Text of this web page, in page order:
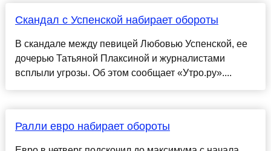
Скандал с Успенской набирает обороты
В скандале между певицей Любовью Успенской, ее
дочерью Татьяной Плаксиной и журналистами
всплыли угрозы. Об этом сообщает «Утро.ру»....
Ралли евро набирает обороты